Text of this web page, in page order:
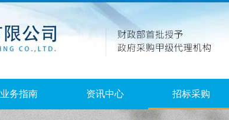
业务指南 资讯中心 招标采购